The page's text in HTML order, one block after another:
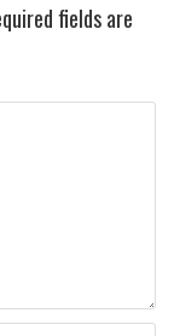
fields are